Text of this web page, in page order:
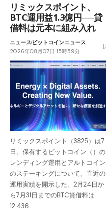
リミックスポイント、
BTC運用益1.3億円──貸
借料は元本に組み入れ
ニュースビットコインニュース
2026年08月07日 15時59分
リミックスポイント（3825）は7
日、保有するビットコイン（）の
レンディング運用とアルトコイン
のステーキングについて、直近の
運用実績を開示した。2月24日か
ら7月31日までのBTC貸借料は
12.436…